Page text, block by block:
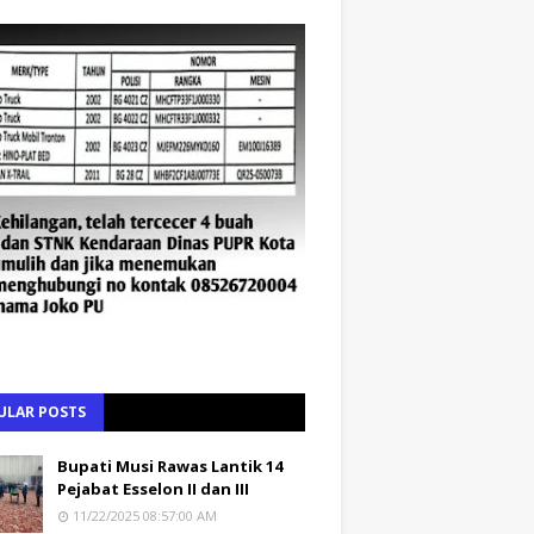
POSTS
Bupati Musi Rawas Lantik 14
Pejabat Esselon II dan III
11/22/2025 08:57:00 AM